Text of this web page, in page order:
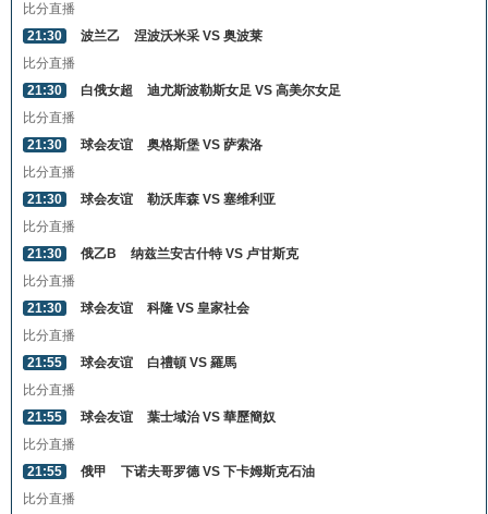
比分直播
21:30
波兰乙
涅波沃米采 VS 奥波莱
比分直播
21:30
白俄女超
迪尤斯波勒斯女足 VS 高美尔女足
比分直播
21:30
球会友谊
奥格斯堡 VS 萨索洛
比分直播
21:30
球会友谊
勒沃库森 VS 塞维利亚
比分直播
21:30
俄乙B
纳兹兰安古什特 VS 卢甘斯克
比分直播
21:30
球会友谊
科隆 VS 皇家社会
比分直播
21:55
球会友谊
白禮頓 VS 羅馬
比分直播
21:55
球会友谊
葉士域治 VS 華歷簡奴
比分直播
21:55
俄甲
下诺夫哥罗德 VS 下卡姆斯克石油
比分直播